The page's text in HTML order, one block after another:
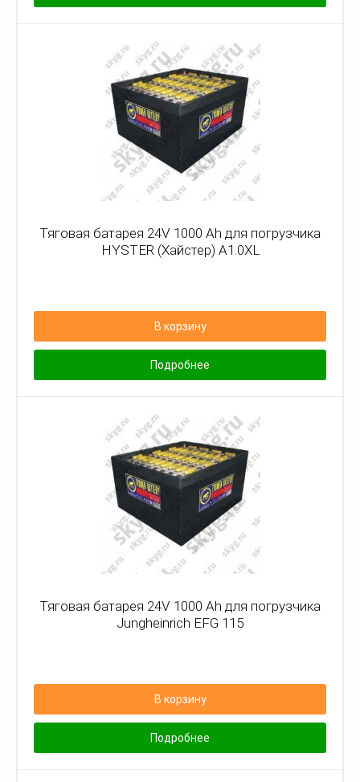
Тяговая батарея 24V 1000 Ah для погрузчика
HYSTER (Хайстер) A1.0XL
В корзину
Подробнее
Тяговая батарея 24V 1000 Ah для погрузчика
Jungheinrich EFG 115
В корзину
Подробнее